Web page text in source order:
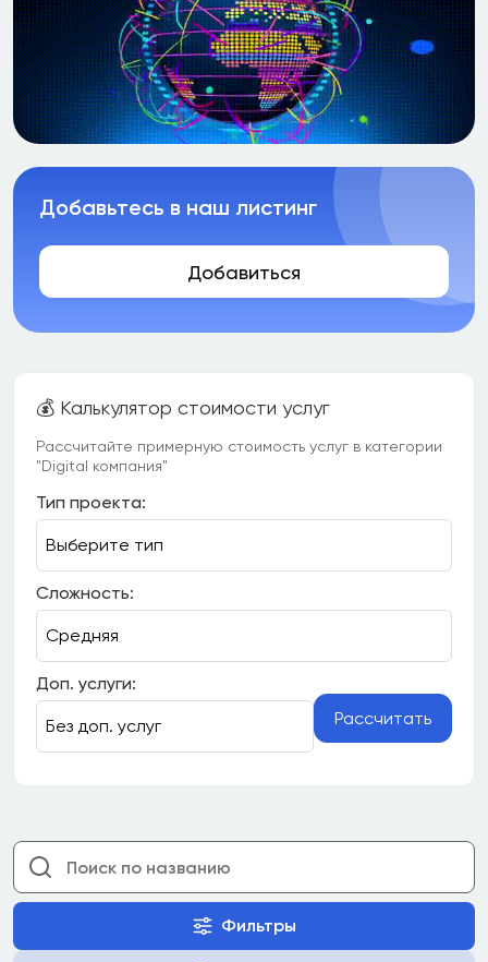
Добавьтесь в наш листинг
Добавиться
💰 Калькулятор стоимости услуг
Рассчитайте примерную стоимость услуг в категории
"Digital компания"
Тип проекта:
Сложность:
Доп. услуги:
Рассчитать
Фильтры